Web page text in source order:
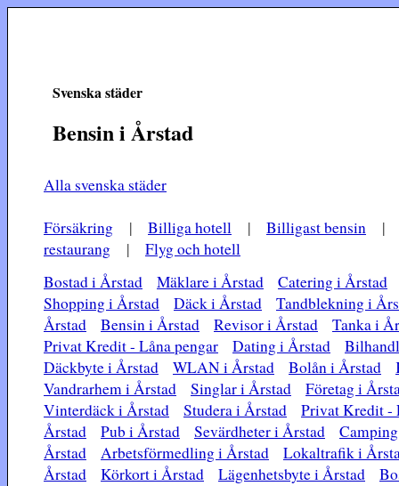
Svenska städer
Bensin i Årstad
Alla svenska städer
Försäkring | Billiga hotell | Billigast bensin
restaurang | Flyg och hotell
Bostad i Årstad
Mäklare i Årstad
Catering i Årstad
Shopping i Årstad
Däck i Årstad
Tandblekning i
Årstad
Bensin i Årstad Revisor i Årstad
Tanka i
Privat Kredit - Låna pengar
Dating i Årstad
Däckbyte i Årstad
WLAN i Årstad Bolån i Årstad
Vandrarhem i Årstad
Singlar i Årstad
Företag i
Vinterdäck i Årstad
Studera i Årstad
Privat Kredit -
Årstad
Pub i Årstad Sevärdheter i Årstad
Årstad
Arbetsförmedling i Årstad
Lokaltrafik i
Årstad
Körkort i Årstad Lägenhetsbyte i Årstad